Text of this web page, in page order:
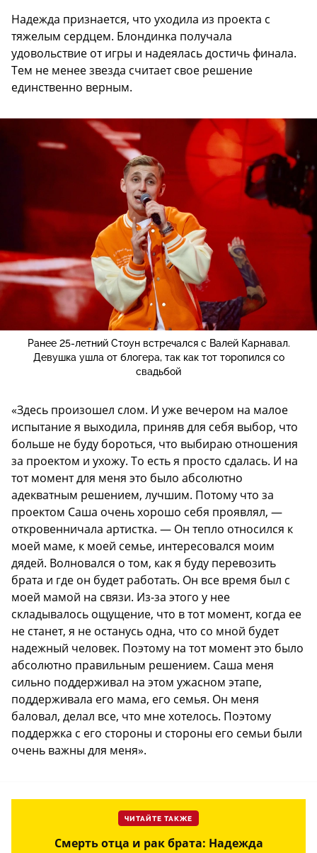
Надежда признается, что уходила из проекта с
тяжелым сердцем. Блондинка получала
удовольствие от игры и надеялась достичь финала.
Тем не менее звезда считает свое решение
единственно верным.
Ранее 25-летний Стоун встречался с Валей Карнавал.
Девушка ушла от блогера, так как тот торопился со
свадьбой
«Здесь произошел слом. И уже вечером на малое
испытание я выходила, приняв для себя выбор, что
больше не буду бороться, что выбираю отношения
за проектом и ухожу. То есть я просто сдалась. И на
тот момент для меня это было абсолютно
адекватным решением, лучшим. Потому что за
проектом Саша очень хорошо себя проявлял, —
откровенничала артистка. — Он тепло относился к
моей маме, к моей семье, интересовался моим
дядей. Волновался о том, как я буду перевозить
брата и где он будет работать. Он все время был с
моей мамой на связи. Из-за этого у нее
складывалось ощущение, что в тот момент, когда ее
не станет, я не останусь одна, что со мной будет
надежный человек. Поэтому на тот момент это было
абсолютно правильным решением. Саша меня
сильно поддерживал на этом ужасном этапе,
поддерживала его мама, его семья. Он меня
баловал, делал все, что мне хотелось. Поэтому
поддержка с его стороны и стороны его семьи были
очень важны для меня».
ЧИТАЙТЕ ТАКЖЕ
Смерть отца и рак брата: Надежда